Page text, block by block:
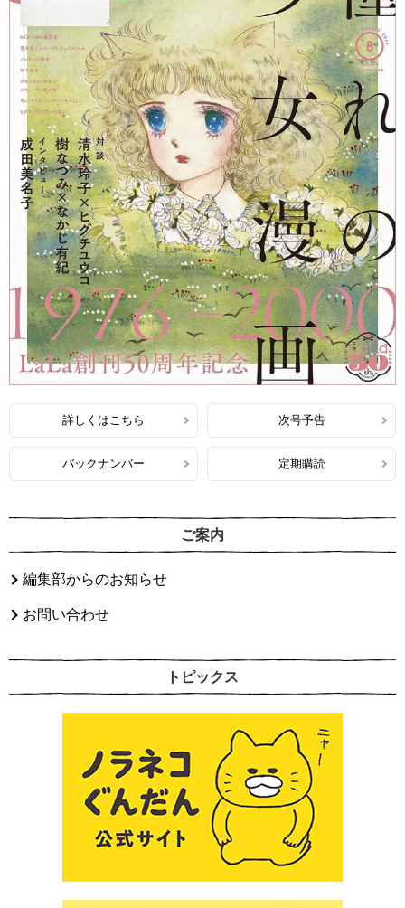
詳しくはこちら 次号予告
バックナンバー 定期購読
ご案内
編集部からのお知らせ
お問い合わせ
トピックス